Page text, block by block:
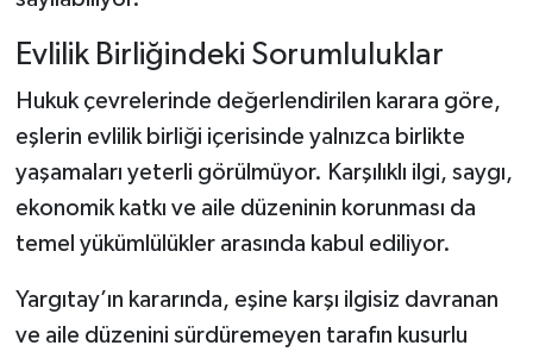
Evlilik Birliğindeki Sorumluluklar
Hukuk çevrelerinde değerlendirilen karara göre,
eşlerin evlilik birliği içerisinde yalnızca birlikte
yaşamaları yeterli görülmüyor. Karşılıklı ilgi, saygı,
ekonomik katkı ve aile düzeninin korunması da
temel yükümlülükler arasında kabul ediliyor.
Yargıtay’ın kararında, eşine karşı ilgisiz davranan
ve aile düzenini sürdüremeyen tarafın kusurlu